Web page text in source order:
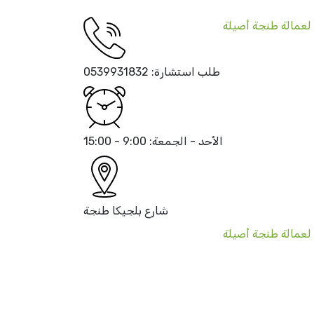
طلب استشارة: 0539931832
الأحد - الجمعة: 9:00 - 15:00
شارع بلجيكا طنجة